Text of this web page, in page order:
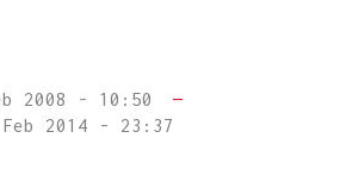
2008 - 10:50
—
2014 - 23:37